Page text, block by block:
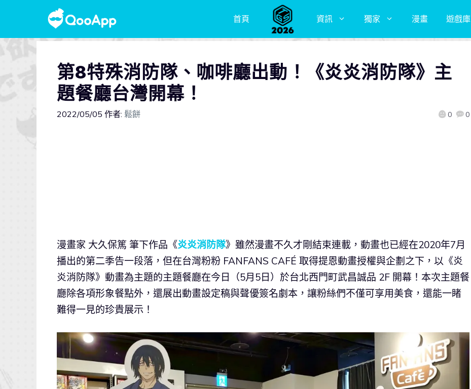
首頁 資訊 獨家 漫畫 遊戲庫
第8特殊消防隊、咖啡廳出動！《炎炎消防隊》主
題餐廳台灣開幕！
2022/05/05 作者: 鬆餅 0 0
漫畫家 大久保篤 筆下作品《炎炎消防隊》雖然漫畫不久才剛結束連載，動畫也已經在2020年7月
播出的第二季告一段落，但在台灣粉粉 FANFANS CAFÉ 取得提恩動畫授權與企劃之下，以《炎
炎消防隊》動畫為主題的主題餐廳在今日（5月5日）於台北西門町武昌誠品 2F 開幕！本次主題餐
廳除各項形象餐點外，還展出動畫設定稿與聲優簽名劇本，讓粉絲們不僅可享用美食，還能一睹
難得一見的珍貴展示！